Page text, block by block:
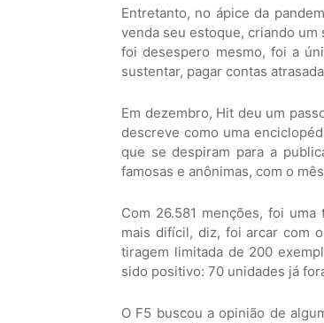
Entretanto, no ápice da
venda seu estoque, criando
foi desespero mesmo, foi a
sustentar, pagar contas
Em dezembro, Hit deu um
descreve como uma
que se despiram para a
famosas e anônimas, com o
Com 26.581 menções, foi
mais difícil, diz, foi arcar com
tiragem limitada de 200
sido positivo: 70 unidades já
O F5 buscou a opinião de